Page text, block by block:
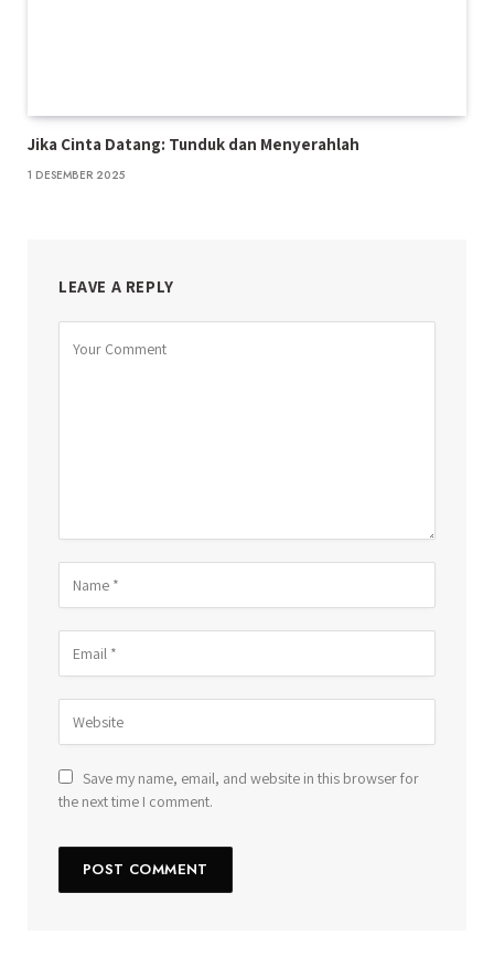
Jika Cinta Datang: Tunduk dan Menyerahlah
1 DESEMBER 2025
LEAVE A REPLY
Save my name, email, and website in this browser for
the next time I comment.